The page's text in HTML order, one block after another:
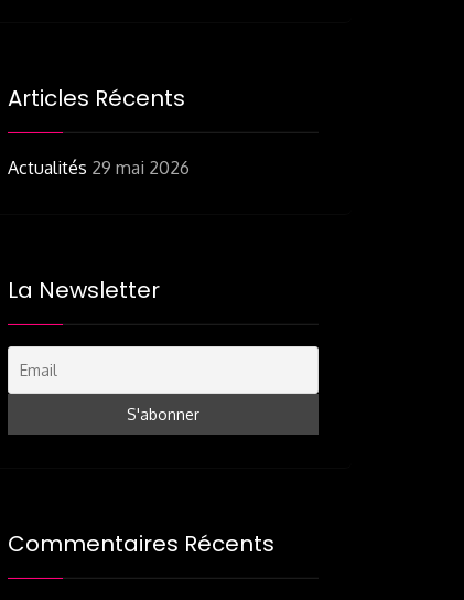
Articles Récents
Actualités 29 mai 2026
La Newsletter
Commentaires Récents